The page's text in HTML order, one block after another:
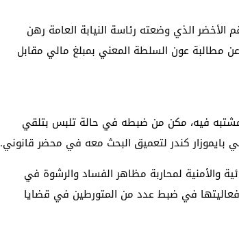
الأخضر الذي وضعته رئاسة النيابة العامة رهن
عن مطالبة عون السلطة المعني بمبلغ مالي مقابل
فيه، مكن من ضبطه في حالة تلبس بتلقي
بايموزار كندر لتعميق البحث معه في محضر قانوني.
والأمنية لمحاربة مظاهر الفساد والرشوة في
فعاليتها في ضبط عدد من المتورطين في قضايا